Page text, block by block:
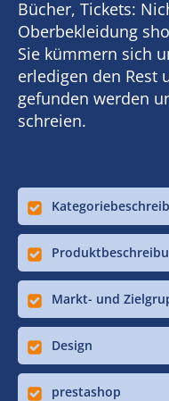
Bücher, Tickets:
Oberbekleidung
Sie kümmern sich
erledigen den Rest
gefunden werden
schreien.
Markt- und
Design
prestashop